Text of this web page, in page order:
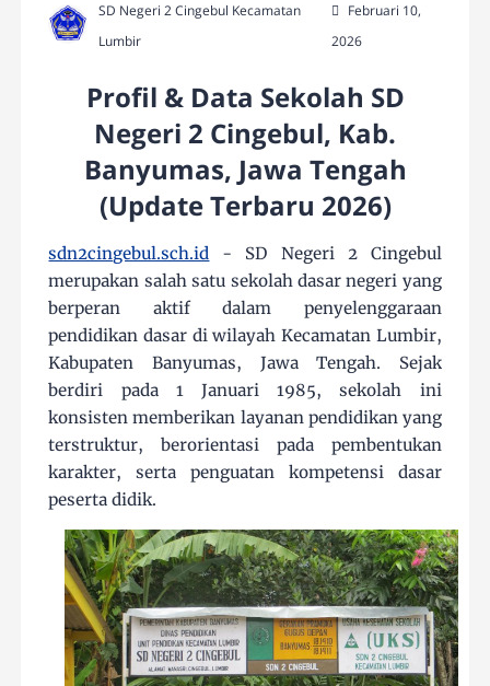
SD Negeri 2 Cingebul Kecamatan
Lumbir
Februari 10,
2026
Profil & Data Sekolah SD
Negeri 2 Cingebul, Kab.
Banyumas, Jawa Tengah
(Update Terbaru 2026)
sdn2cingebul.sch.id - SD Negeri 2 Cingebul
merupakan salah satu sekolah dasar negeri yang
berperan aktif dalam penyelenggaraan
pendidikan dasar di wilayah Kecamatan Lumbir,
Kabupaten Banyumas, Jawa Tengah. Sejak
berdiri pada 1 Januari 1985, sekolah ini
konsisten memberikan layanan pendidikan yang
terstruktur, berorientasi pada pembentukan
karakter, serta penguatan kompetensi dasar
peserta didik.